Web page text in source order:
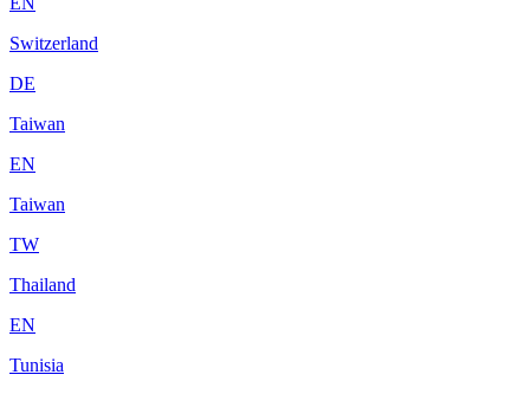
Switzerland
DE
Taiwan
EN
Taiwan
TW
Thailand
EN
Tunisia